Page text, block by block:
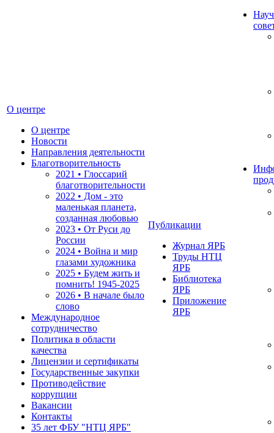
О центре
О центре
Новости
Направления деятельности
Благотворительность
2021 • Глоссарий
благотворительности
2022 • Дом - это
маленькая планета,
созданная любовью
2023 • От Руси до
России
2024 • Война и мир
глазами художника
2025 • Будем жить и
помнить! 1945-2025
2026 • В начале было
слово
Международное
сотрудничество
Политика в области
качества
Лицензии и сертификаты
Государственные закупки
Противодействие
коррупции
Вакансии
Контакты
35 лет ФБУ "НТЦ ЯРБ"
Публикации
Журнал ЯРБ
Труды НТЦ
ЯРБ
Библиотека
ЯРБ
Приложение
ЯРБ